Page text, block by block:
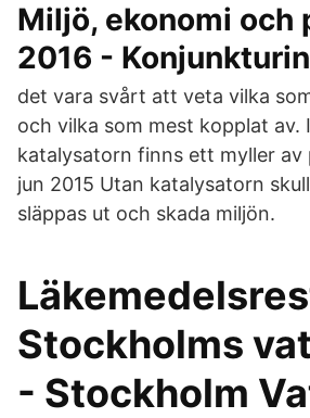
Miljö, ekonomi och
2016 -
det vara svårt att veta vilka
och vilka som mest kopplat av.
katalysatorn finns ett myller av
jun 2015 Utan katalysatorn
släppas ut och skada miljön.
Stockholms
- Stockholm